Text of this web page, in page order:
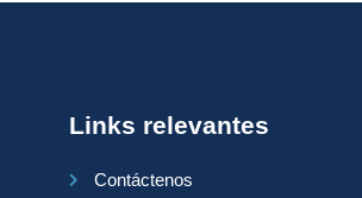
Links relevantes
Contáctenos